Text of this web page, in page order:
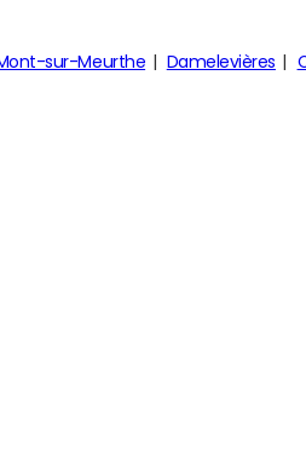
sur-Meurthe Damelevières